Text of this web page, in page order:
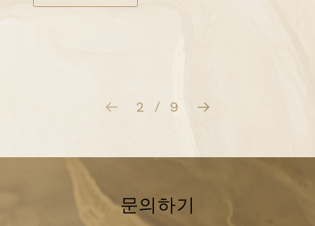
3 / 9
문의하기